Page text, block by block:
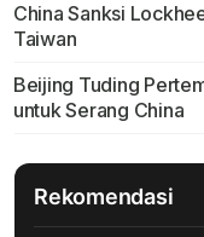
China Sanksi
Taiwan
Beijing Tuding
untuk Serang China
Rekomendasi